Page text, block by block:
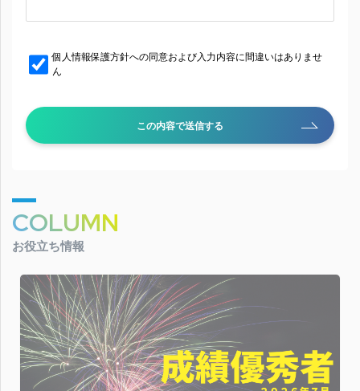
個人情報保護方針への同意および入力内容に間違いはありませ
ん
この内容で送信する
COLUMN
お役立ち情報